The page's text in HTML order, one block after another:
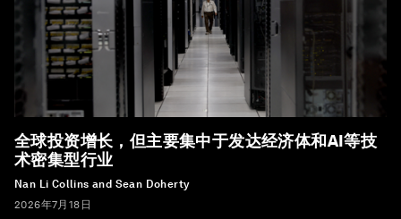
全球投资增长，但主要集中于发达经济体和AI等技
术密集型行业
Nan Li Collins and Sean Doherty
2026年7月18日